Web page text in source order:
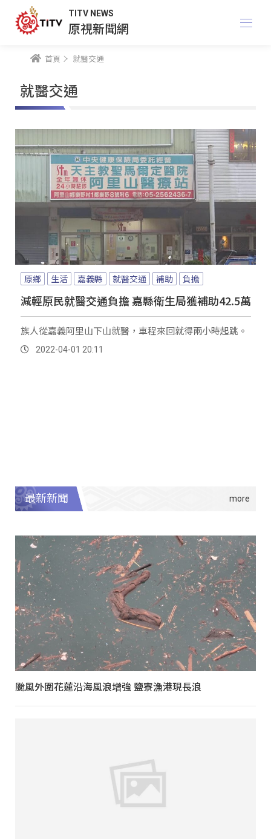
TITV NEWS
原視新聞網
首頁 就醫交通
就醫交通
原鄉 生活 嘉義縣 就醫交通 補助 負擔
減輕原民就醫交通負擔 嘉縣衛生局獲補助42.5萬
族人從嘉義阿里山下山就醫，車程來回就得兩小時起跳。
2022-04-01 20:11
最新新聞
颱風外圍花蓮沿海風浪增強 鹽寮漁港現長浪